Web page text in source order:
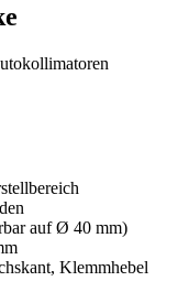
auf Ø 40 mm)
Klemmhebel